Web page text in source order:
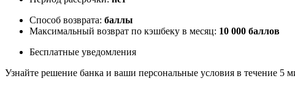
Способ возврата: баллы
Максимальный возврат по кэшбеку в месяц: 10 000 баллов
Бесплатные уведомления
Узнайте решение банка и ваши персональные условия в течение 5